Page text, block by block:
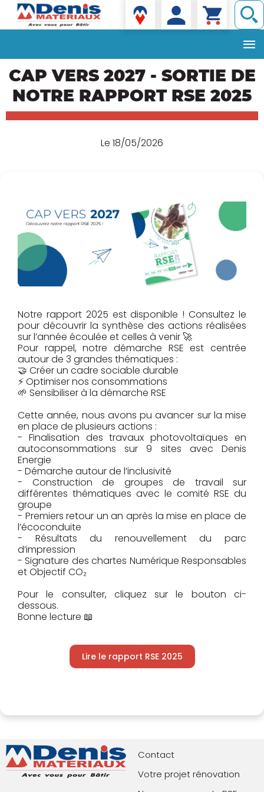
au
contenu
principal
Denis matériaux
CAP VERS 2027 - SORTIE DE
NOTRE RAPPORT RSE 2025
Le 18/05/2026
Notre rapport 2025 est disponible ! Consultez le
pour découvrir la synthèse des actions réalisées
sur l’année écoulée et celles à venir 🚀
Pour rappel, notre démarche RSE est centrée
autour de 3 grandes thématiques :
🤝 Créer un cadre sociable durable
⚡ Optimiser nos consommations
🌱 Sensibiliser à la démarche RSE
Cette année, nous avons pu avancer sur la mise
en place de plusieurs actions :
- Finalisation des travaux photovoltaïques en
autoconsommations sur 9 sites avec Denis
Energie
- Démarche autour de l’inclusivité
- Construction de groupes de travail sur
différentes thématiques avec le comité RSE du
groupe
- Premiers retour un an après la mise en place de
l’écoconduite
- Résultats du renouvellement du parc
d’impression
- Signature des chartes Numérique Responsables
et Objectif CO₂
Pour le consulter, cliquez sur le bouton ci-
dessous.
Bonne lecture 📖
Lire le rapport RSE 2025
Contact
Votre projet rénovation